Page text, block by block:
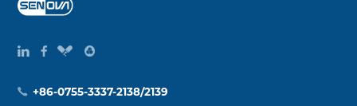
+86-0755-3337-2138/2139